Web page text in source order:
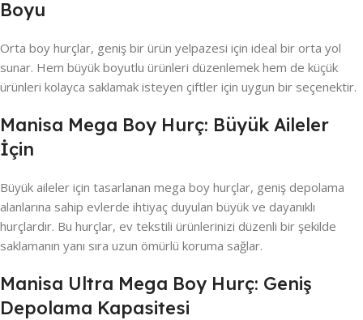
Boyu
Orta boy hurçlar, geniş bir ürün yelpazesi için ideal bir orta yol
sunar. Hem büyük boyutlu ürünleri düzenlemek hem de küçük
ürünleri kolayca saklamak isteyen çiftler için uygun bir seçenektir.
Manisa Mega Boy Hurç: Büyük Aileler
İçin
Büyük aileler için tasarlanan mega boy hurçlar, geniş depolama
alanlarına sahip evlerde ihtiyaç duyulan büyük ve dayanıklı
hurçlardır. Bu hurçlar, ev tekstili ürünlerinizi düzenli bir şekilde
saklamanın yanı sıra uzun ömürlü koruma sağlar.
Manisa Ultra Mega Boy Hurç: Geniş
Depolama Kapasitesi